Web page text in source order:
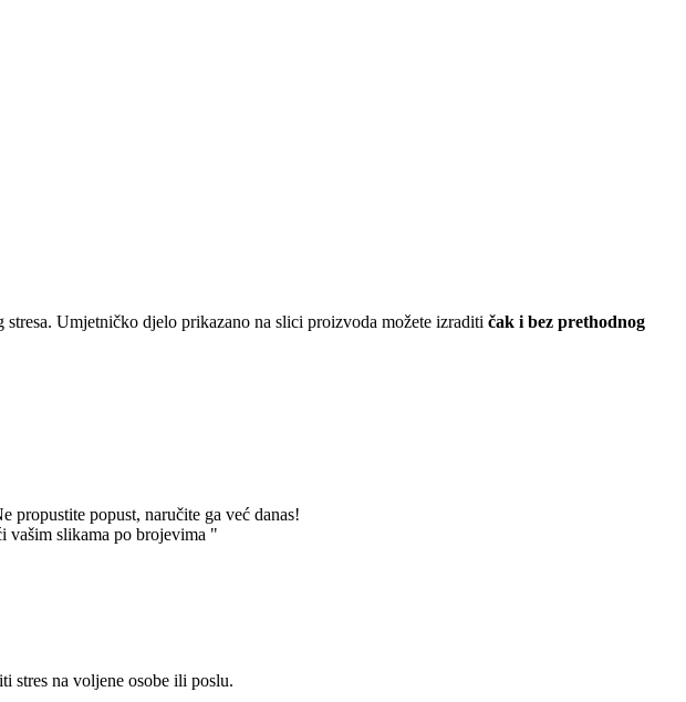
Umjetničko djelo prikazano na slici proizvoda možete izraditi čak i bez prethodnog
propustite popust, naručite ga već danas!
vašim slikama po brojevima "
stres na voljene osobe ili poslu.